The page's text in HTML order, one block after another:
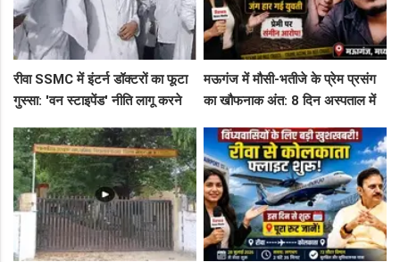
रीवा SSMC में इंटर्न डॉक्टरों का फूटा
गुस्सा: 'वन स्टाइपेंड' नीति लागू करने
छात्र
मऊगंज में मौसी-भतीजे के प्रेम प्रसंग
का खौफनाक अंत: 8 दिन अस्पताल में
आरोप!